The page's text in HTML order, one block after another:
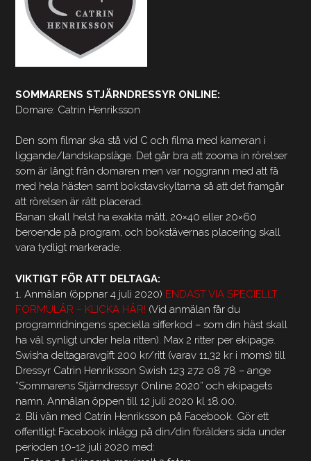
SOMMARENS STJÄRNDRESSYR ONLINE:
Domare: Catrin Henriksson
Den som filmar ska stå vid C och filma med kameran i
liggande/landskapsläge. Det går bra att zooma in rörelser
som är långt från domaren men var noggrann med att få
med hela hästen samt bokstavskyltarna så att det framgår
att rörelsen är rätt placerad.
Banan skall helst ha exakta mått, 20×40 eller 20×60
beroende på program, och bokstävernas placering skall
vara tydligt markerade.
VIKTIGT FÖR ATT DELTAGA:
1. Anmälan (öppnar 4 juli 2020) ENDAST VIA SPECIELLT
FORMULÄR – KLICKA HÄR! (Vid anmälan får du
programridningens speciella sifferkod – som din häst skall
ha väl synligt under hela ritten). Max 2 ritter per ekipage.
Swisha deltagaravgift 200 kr/ritt (varav 11,32 kr i moms) till
Dressyr Catrin Henriksson Swish 123 272 08 78 – ange
”Sommarens Stjärndressyr Online 2020” och ekipagets
namn. Anmälan öppen till 12 juli 2020 kl 18.00.
2. Bli vän med Catrin Henriksson på Facebook. Gör ett
offentligt Facebook inlägg på din/din förälders sida under
perioden 10-12 juli 2020 med: